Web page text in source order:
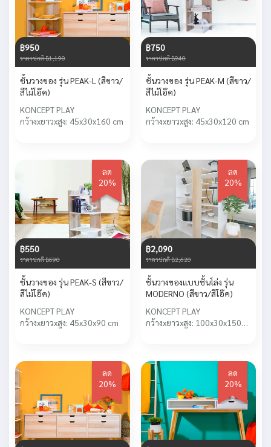
฿950
ราคาปกติ ฿1,190
ชั้นวางของ รุ่น PEAK-L (สีขาว/
สีไม้โอ๊ค)
KONCEPT PLAY
กว้างxยาวxสูง: 45x30x160 cm
฿750
ราคาปกติ ฿940
ชั้นวางของ รุ่น PEAK-M (สีขาว/
สีไม้โอ๊ค)
KONCEPT PLAY
กว้างxยาวxสูง: 45x30x120 cm
ลด
20%
฿550
ราคาปกติ ฿690
ชั้นวางของ รุ่น PEAK-S (สีขาว/
สีไม้โอ๊ค)
KONCEPT PLAY
กว้างxยาวxสูง: 45x30x90 cm
ลด
20%
฿2,090
ราคาปกติ ฿2,620
ชั้นวางของแบบชั้นโล่ง รุ่น
MODERNO (สีขาว/สีโอ๊ค)
KONCEPT PLAY
กว้างxยาวxสูง: 100x30x150
ลด
20%
ลด
20%